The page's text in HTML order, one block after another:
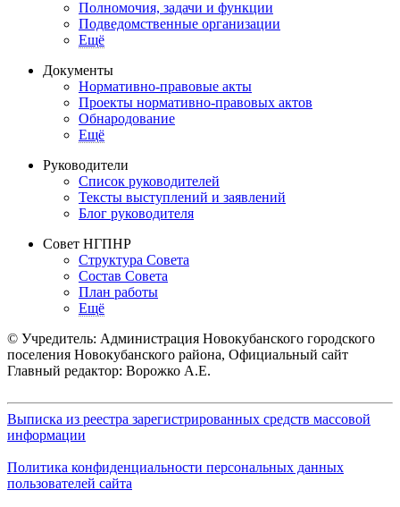
Полномочия, задачи и функции
Подведомственные организации
Ещё
Документы
Нормативно-правовые акты
Проекты нормативно-правовых актов
Обнародование
Ещё
Руководители
Список руководителей
Тексты выступлений и заявлений
Блог руководителя
Совет НГПНР
Структура Совета
Состав Совета
План работы
Ещё
© Учредитель: Администрация Новокубанского городского
поселения Новокубанского района, Официальный сайт
Главный редактор: Ворожко А.Е.
Выписка из реестра зарегистрированных средств массовой
информации
Политика конфиденциальности персональных данных
пользователей сайта